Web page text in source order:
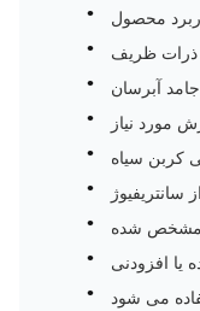
محصول
ذرات ظریف
آبرسان
مورد نیاز
کربن سیاه
مشخص شده
یا افزودنی
می شود